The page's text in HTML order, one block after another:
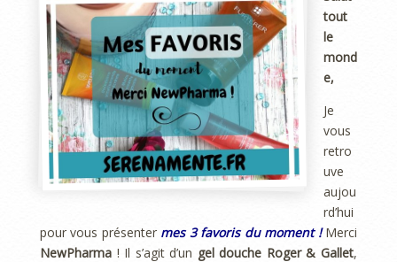
tout
le
mond
e,
Je
vous
retro
uve
aujou
rd’hui
pour vous présenter mes 3 favoris du moment !Merci
NewPharma ! Il s’agit d’un gel douche Roger & Gallet,